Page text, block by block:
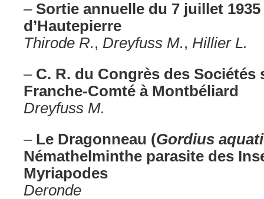
– Sortie annuelle du 7 juillet
d’Hautepierre
Thirode R., Dreyfuss M., Hillier L.
– C. R. du Congrès des Sociétés
Franche-Comté à Montbéliard
Dreyfuss M.
– Le Dragonneau (Gordius
Némathelminthe parasite des
Myriapodes
Deronde